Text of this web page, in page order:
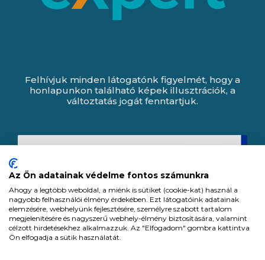
Felhívjuk minden látogatónk figyelmét, hogy a
honlapunkon található képek illusztrációk, a
változtatás jogát fenntartjuk.
Az Ön adatainak védelme fontos számunkra
Ahogy a legtöbb weboldal, a miénk is sütiket (cookie-kat) használ a
nagyobb felhasználói élmény érdekében. Ezt látogatóink adatainak
elemzésére, webhelyünk fejlesztésére, személyre szabott tartalom
megjelenítésére és nagyszerű webhely-élmény biztosítására, valamint
célzott hirdetésekhez alkalmazzuk. Az "Elfogadom" gombra kattintva
Ön elfogadja a sütik használatát.